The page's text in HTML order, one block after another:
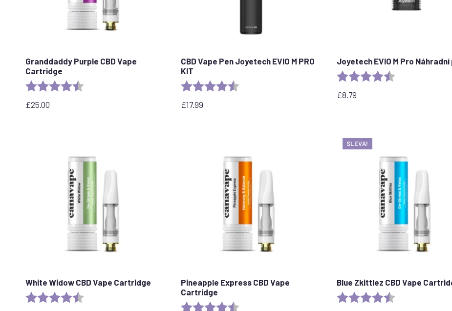
Granddaddy Purple CBD Vape
Cartridge
Rating:
£25.00
CBD Vape Pen Joyetech EVIO M PRO
KIT
Rating:
£17.99
Joyetech EVIO M Pro
Rating: 4.7 out of 5 stars
£8.79
White Widow CBD Vape Cartridge
Rating:
Pineapple Express CBD Vape
Cartridge
Rating:
SLEVA!
Blue Zkittlez CBD Vape
Rating: 4.6 out of 5 stars